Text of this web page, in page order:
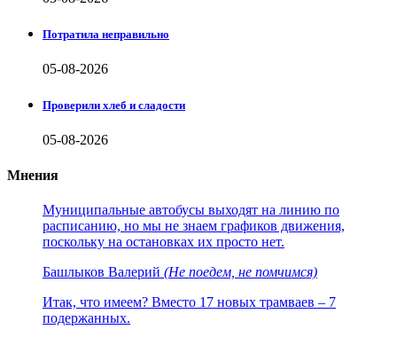
Потратила неправильно
05-08-2026
Проверили хлеб и сладости
05-08-2026
Мнения
Муниципальные автобусы выходят на линию по
расписанию, но мы не знаем графиков движения,
поскольку на остановках их просто нет.
Башлыков Валерий (Не поедем, не помчимся)
Итак, что имеем? Вместо 17 новых трамваев – 7
подержанных.